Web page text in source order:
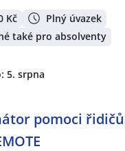
Kč
Plný úvazek
také pro absolventy
5. srpna
pomoci